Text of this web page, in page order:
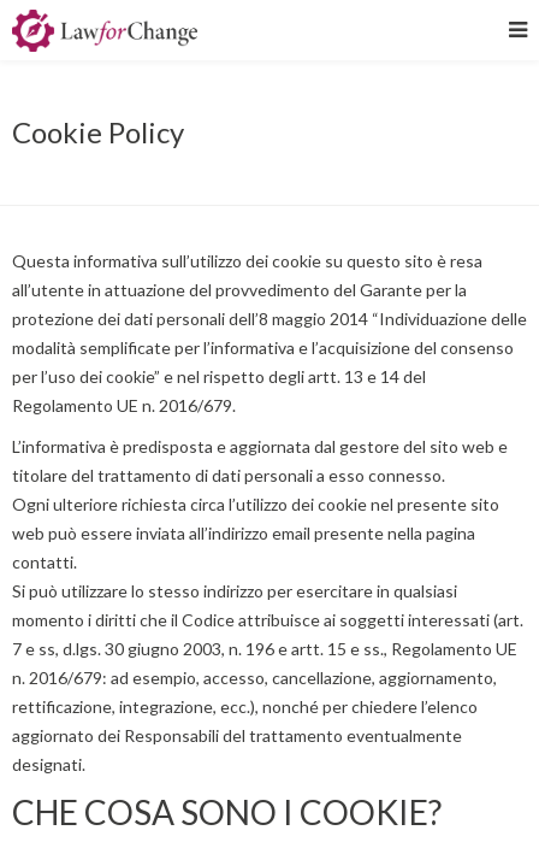
Cookie Policy
Questa informativa sull’utilizzo dei cookie su questo sito è resa
all’utente in attuazione del provvedimento del Garante per la
protezione dei dati personali dell’8 maggio 2014 “Individuazione delle
modalità semplificate per l’informativa e l’acquisizione del consenso
per l’uso dei cookie” e nel rispetto degli artt. 13 e 14 del
Regolamento UE n. 2016/679.
L’informativa è predisposta e aggiornata dal gestore del sito web e
titolare del trattamento di dati personali a esso connesso.
Ogni ulteriore richiesta circa l’utilizzo dei cookie nel presente sito
web può essere inviata all’indirizzo email presente nella pagina
contatti.
Si può utilizzare lo stesso indirizzo per esercitare in qualsiasi
momento i diritti che il Codice attribuisce ai soggetti interessati (art.
7 e ss, d.lgs. 30 giugno 2003, n. 196 e artt. 15 e ss., Regolamento UE
n. 2016/679: ad esempio, accesso, cancellazione, aggiornamento,
rettificazione, integrazione, ecc.), nonché per chiedere l’elenco
aggiornato dei Responsabili del trattamento eventualmente
designati.
CHE COSA SONO I COOKIE?